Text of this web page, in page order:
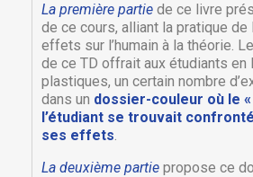
La première partie de ce livre
de ce cours, alliant la pratique
effets sur l’humain à la théorie.
de ce TD offrait aux étudiants en
plastiques, un certain nombre
dans un dossier-couleur où le «
l’étudiant se trouvait
ses effets.
La deuxième partie propose ce